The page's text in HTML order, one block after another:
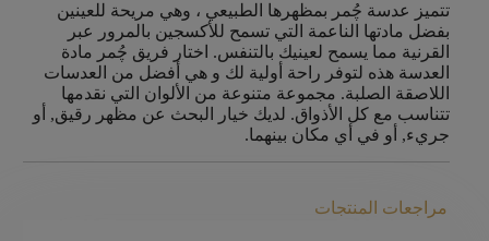
تتميز عدسة چُمر بمظهرها الطبيعي ، وهي مريحة للعينين
بفضل مادتها الناعمة التي تسمح للأكسجين بالمرور عبر
القرنية مما يسمح لعينيك بالتنفس. اختار فريق چُمر مادة
العدسة هذه لتوفر راحة أولية لك و هي أفضل من العدسات
اللاصقة الصلبة. مجموعة متنوعة من الألوان التي نقدمها
تتناسب مع كل الأذواق. لديك خيار البحث عن مظهر رقيق, أو
جريء, أو في أي مكان بينهما.
مراجعات المنتجات